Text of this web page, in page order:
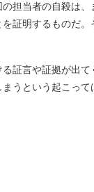
担当者の自殺は
証明するものだ
証言や証拠が出
うという起こっ